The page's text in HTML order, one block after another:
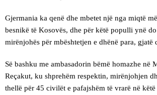
Gjermania ka qenë dhe mbetet një nga miqtë
besnikë të Kosovës, dhe për këtë populli ynë
mirënjohës për mbështetjen e dhënë para, gjatë
Së bashku me ambasadorin bëmë homazhe në
Reçakut, ku shprehëm respektin, mirënjohjen
thellë për 45 civilët e pafajshëm të vrarë në këtë